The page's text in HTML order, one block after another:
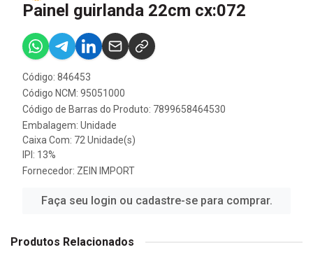
Painel guirlanda 22cm cx:072
Código: 846453
Código NCM: 95051000
Código de Barras do Produto: 7899658464530
Embalagem: Unidade
Caixa Com: 72 Unidade(s)
IPI: 13%
Fornecedor: ZEIN IMPORT
Faça seu login ou cadastre-se para comprar.
Produtos Relacionados